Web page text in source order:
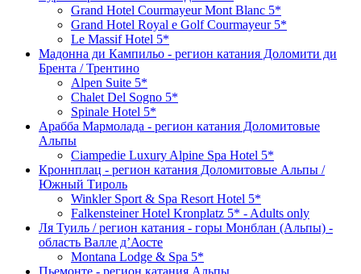
Grand Hotel Courmayeur Mont Blanc 5*
Grand Hotel Royal e Golf Courmayeur 5*
Le Massif Hotel 5*
Мадонна ди Кампильо - регион катания Доломити ди
Брента / Трентино
Alpen Suite 5*
Chalet Del Sogno 5*
Spinale Hotel 5*
Арабба Мармолада - регион катания Доломитовые
Альпы
Ciampedie Luxury Alpine Spa Hotel 5*
Кроннплац - регион катания Доломитовые Альпы /
Южный Тироль
Winkler Sport & Spa Resort Hotel 5*
Falkensteiner Hotel Kronplatz 5* - Adults only
Ля Туиль / регион катания - горы Монблан (Альпы) -
область Валле д’Аосте
Montana Lodge & Spa 5*
Пьемонте - регион катания Альпы